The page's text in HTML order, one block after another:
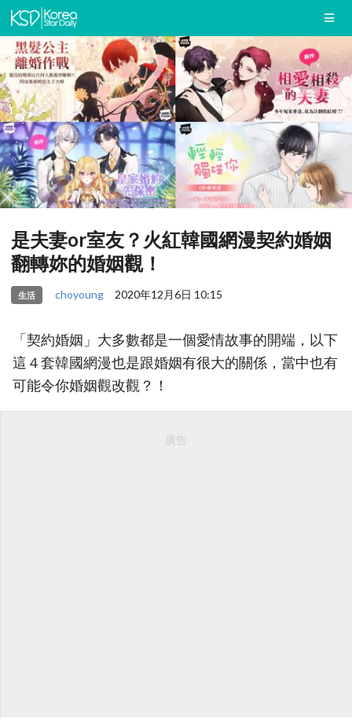
是夫妻or室友？火紅韓國網漫契約婚姻
翻轉妳的婚姻觀！
生活 choyoung 2020年12月6日 10:15
「契約婚姻」大多數都是一個愛情故事的開端，以下
這４套韓國網漫也是跟婚姻有很大的關係，當中也有
可能令你婚姻觀改觀？！
廣告